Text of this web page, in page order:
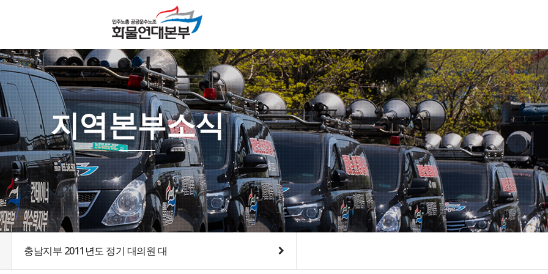
지역본부소식
충남지부 2011년도 정기 대의원 대